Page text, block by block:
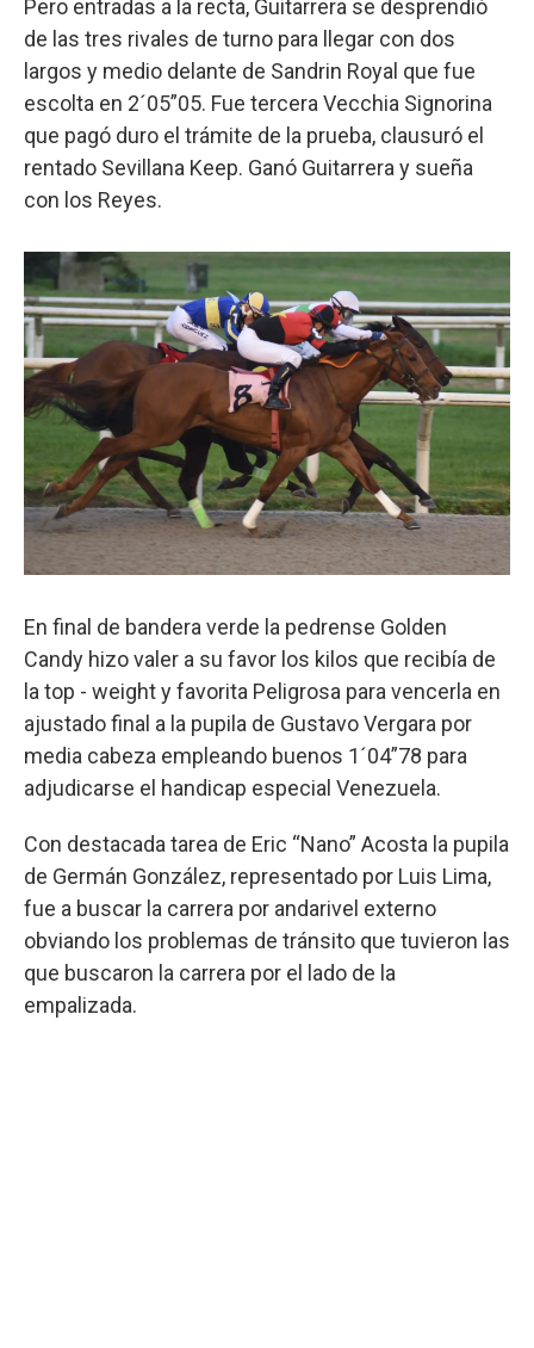
Pero entradas a la recta, Guitarrera se desprendió
de las tres rivales de turno para llegar con dos
largos y medio delante de Sandrin Royal que fue
escolta en 2´05”05. Fue tercera Vecchia Signorina
que pagó duro el trámite de la prueba, clausuró el
rentado Sevillana Keep. Ganó Guitarrera y sueña
con los Reyes.
En final de bandera verde la pedrense Golden
Candy hizo valer a su favor los kilos que recibía de
la top - weight y favorita Peligrosa para vencerla en
ajustado final a la pupila de Gustavo Vergara por
media cabeza empleando buenos 1´04”78 para
adjudicarse el handicap especial Venezuela.
Con destacada tarea de Eric “Nano” Acosta la pupila
de Germán González, representado por Luis Lima,
fue a buscar la carrera por andarivel externo
obviando los problemas de tránsito que tuvieron las
que buscaron la carrera por el lado de la
empalizada.